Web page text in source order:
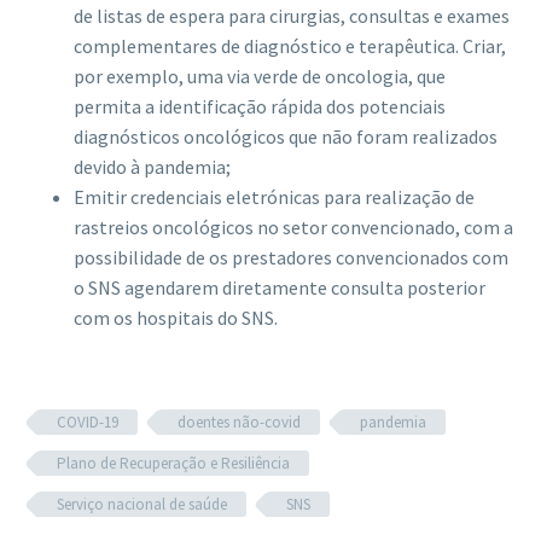
de listas de espera para cirurgias, consultas e exames
complementares de diagnóstico e terapêutica. Criar,
por exemplo, uma via verde de oncologia, que
permita a identificação rápida dos potenciais
diagnósticos oncológicos que não foram realizados
devido à pandemia;
Emitir credenciais eletrónicas para realização de
rastreios oncológicos no setor convencionado, com a
possibilidade de os prestadores convencionados com
o SNS agendarem diretamente consulta posterior
com os hospitais do SNS.
COVID-19 doentes não-covid
pandemia
Plano de Recuperação e Resiliência
Serviço nacional de saúde
SNS